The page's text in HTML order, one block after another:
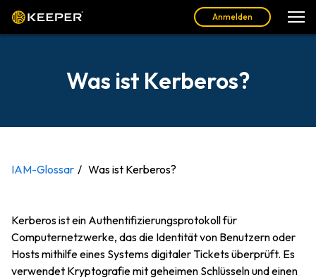
Anmelden
Was ist Kerberos?
IAM-Glossar Was ist Kerberos?
Kerberos ist ein Authentifizierungsprotokoll für
Computernetzwerke, das die Identität von Benutzern oder
Hosts mithilfe eines Systems digitaler Tickets überprüft. Es
verwendet Kryptografie mit geheimen Schlüsseln und einen